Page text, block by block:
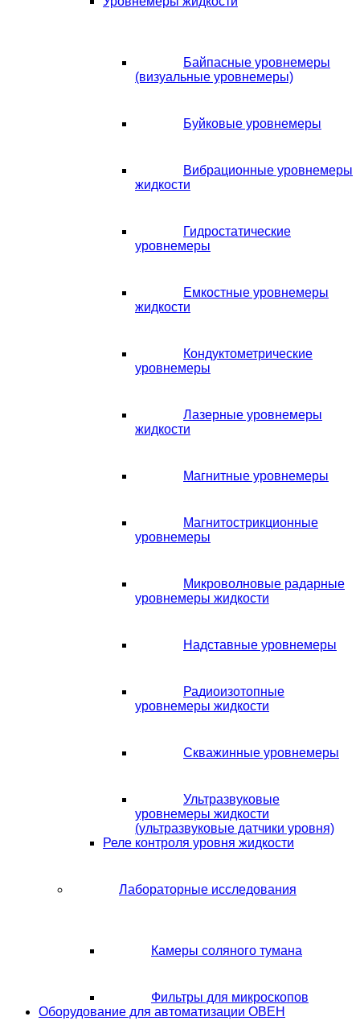
Байпасные уровнемеры
(визуальные уровнемеры)
Буйковые уровнемеры
Вибрационные уровнемеры
жидкости
Гидростатические
уровнемеры
Емкостные уровнемеры
жидкости
Кондуктометрические
уровнемеры
Лазерные уровнемеры
жидкости
Магнитные уровнемеры
Магнитострикционные
уровнемеры
Микроволновые радарные
уровнемеры жидкости
Надставные уровнемеры
Радиоизотопные
уровнемеры жидкости
Скважинные уровнемеры
Ультразвуковые
уровнемеры жидкости
(ультразвуковые датчики уровня)
Реле контроля уровня жидкости
Лабораторные исследования
Камеры соляного тумана
Фильтры для микроскопов
Оборудование для автоматизации ОВЕН